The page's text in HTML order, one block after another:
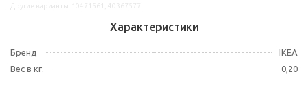
Характеристики
Бренд
IKEA
Вес в кг.
0,20